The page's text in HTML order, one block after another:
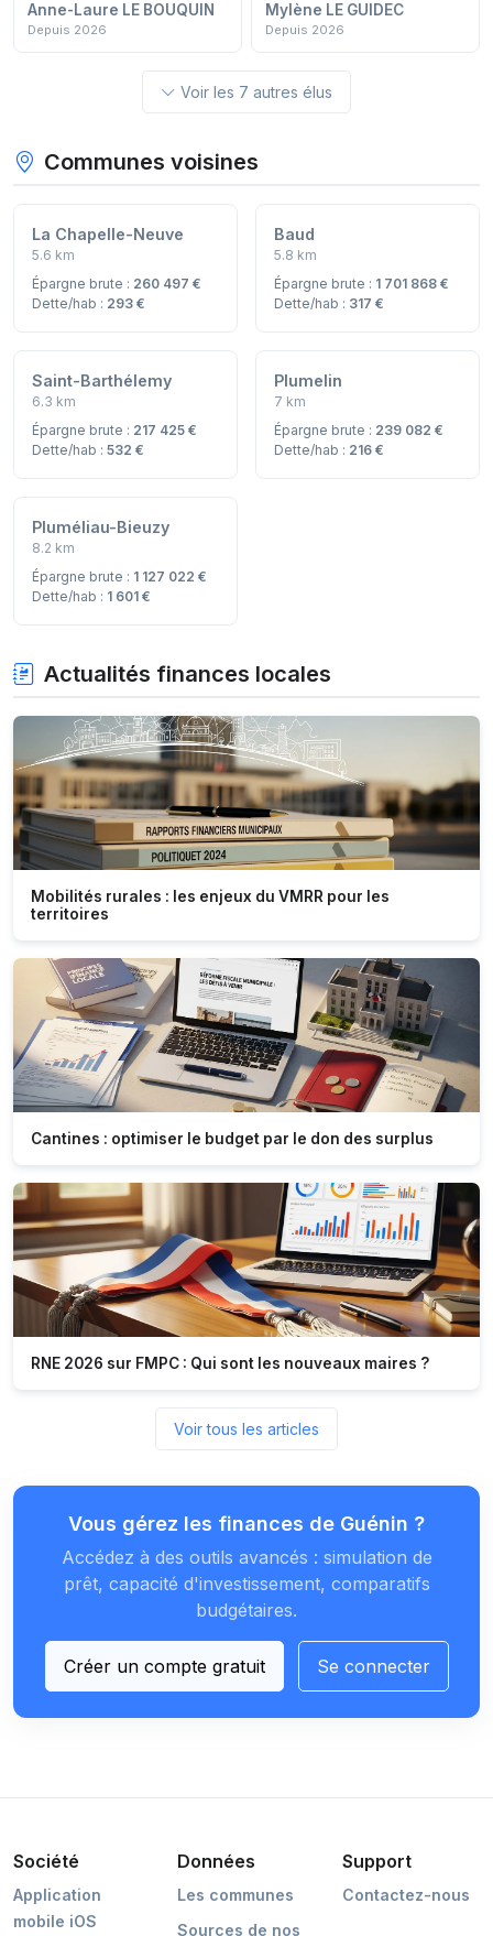
Anne-Laure LE BOUQUIN
Depuis 2026
Mylène LE GUIDEC
Depuis 2026
Voir les 7 autres élus
Communes voisines
La Chapelle-Neuve
5.6 km
Épargne brute : 260 497 €
Dette/hab : 293 €
Baud
5.8 km
Épargne brute : 1 701 868 €
Dette/hab : 317 €
Saint-Barthélemy
6.3 km
Épargne brute : 217 425 €
Dette/hab : 532 €
Plumelin
7 km
Épargne brute : 239 082 €
Dette/hab : 216 €
Pluméliau-Bieuzy
8.2 km
Épargne brute : 1 127 022 €
Dette/hab : 1 601 €
Actualités finances locales
Mobilités rurales : les enjeux du VMRR pour les
territoires
Cantines : optimiser le budget par le don des surplus
RNE 2026 sur FMPC : Qui sont les nouveaux maires ?
Voir tous les articles
Vous gérez les finances de Guénin ?
Accédez à des outils avancés : simulation de
prêt, capacité d'investissement, comparatifs
budgétaires.
Créer un compte gratuit Se connecter
Société
Application
mobile iOS
Données
Les communes
Sources de nos
Support
Contactez-nous